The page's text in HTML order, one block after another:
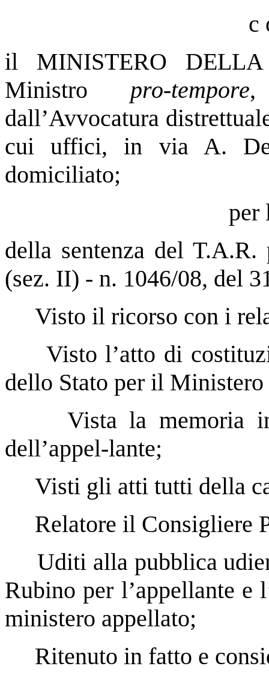
c
il MINISTERO
Ministro pro-tempore,
dall’Avvocatura
cui uffici, in via A.
domiciliato;
per
della sentenza del
(sez. II) - n. 1046/08, del
Visto il ricorso con i
Visto l’atto di
dello Stato per il
Vista la memoria
dell’appel-lante;
Visti gli atti tutti della
Relatore il Consigliere
Uditi alla pubblica
Rubino per l’appellante
ministero appellato;
Ritenuto in fatto e